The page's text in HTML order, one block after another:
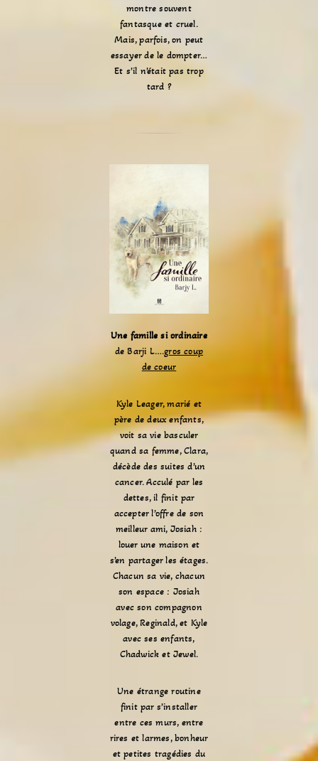
montre souvent
fantasque et cruel.
Mais, parfois, on peut
essayer de le dompter…
Et s’il n’était pas trop
tard ?
Une famille si ordinaire
de Barji L….gros coup
de coeur
Kyle Leager, marié et
père de deux enfants,
voit sa vie basculer
quand sa femme, Clara,
décède des suites d’un
cancer. Acculé par les
dettes, il finit par
accepter l’offre de son
meilleur ami, Josiah :
louer une maison et
s’en partager les étages.
Chacun sa vie, chacun
son espace : Josiah
avec son compagnon
volage, Reginald, et Kyle
avec ses enfants,
Chadwick et Jewel.
Une étrange routine
finit par s’installer
entre ces murs, entre
rires et larmes, bonheur
et petites tragédies du